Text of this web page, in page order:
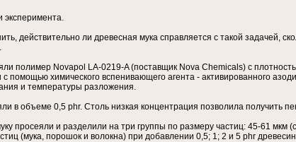
эксперимента.
действительно ли древесная мука справляется с такой задачей,
полимер Novapol LA-0219-A (поставщик Nova Chemicals) с
с помощью химического вспенивающего агента - активированного
и температуры разложения.
в объеме 0,5 phr. Столь низкая концентрация позволила получить
просеяли и разделили на три группы по размеру частиц: 45-61
(мука, порошок и волокна) при добавлении 0,5; 1; 2 и 5 phr